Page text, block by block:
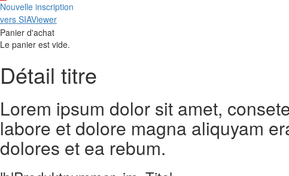
Nouvelle inscription
vers SIAViewer
Panier d'achat
Le panier est vide.
Détail titre
Lorem ipsum dolor sit amet,
labore et dolore magna aliquyam
dolores et ea rebum.